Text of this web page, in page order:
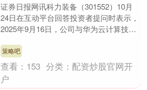
证券日报网讯科力装备（301552）10月
24日在互动平台回答投资者提问时表示，
2025年9月16日，公司与华为云计算技术
作”签....
策略吧
查看： 153 分类： 配资炒股官网开
户